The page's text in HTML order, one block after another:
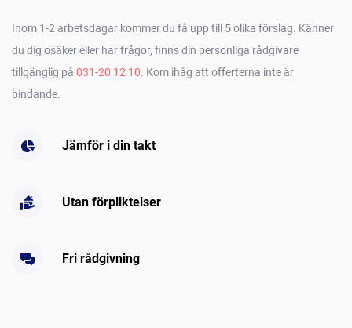
Inom 1-2 arbetsdagar kommer du få upp till 5 olika förslag. Känner
du dig osäker eller har frågor, finns din personliga rådgivare
tillgänglig på 031-20 12 10. Kom ihåg att offerterna inte är
bindande.
Jämför i din takt
Utan förpliktelser
Fri rådgivning